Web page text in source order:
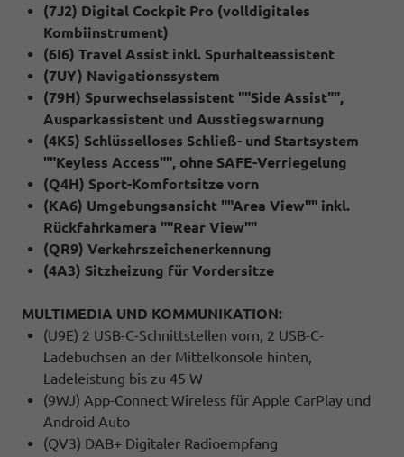
(7J2) Digital Cockpit Pro (volldigitales
Kombiinstrument)
(6I6) Travel Assist inkl. Spurhalteassistent
(7UY) Navigationssystem
(79H) Spurwechselassistent ""Side Assist"",
Ausparkassistent und Ausstiegswarnung
(4K5) Schlüsselloses Schließ- und Startsystem
""Keyless Access"", ohne SAFE-Verriegelung
(Q4H) Sport-Komfortsitze vorn
(KA6) Umgebungsansicht ""Area View"" inkl.
Rückfahrkamera ""Rear View""
(QR9) Verkehrszeichenerkennung
(4A3) Sitzheizung für Vordersitze
MULTIMEDIA UND KOMMUNIKATION:
(U9E) 2 USB-C-Schnittstellen vorn, 2 USB-C-
Ladebuchsen an der Mittelkonsole hinten,
Ladeleistung bis zu 45 W
(9WJ) App-Connect Wireless für Apple CarPlay und
Android Auto
(QV3) DAB+ Digitaler Radioempfang